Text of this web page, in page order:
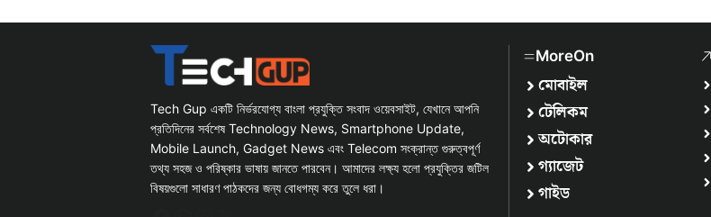
Tech Gup একটি নির্ভরযোগ্য বাংলা প্রযুক্তি সংবাদ ওয়েবসাইট, যেখানে আপনি
প্রতিদিনের সর্বশেষ Technology News, Smartphone Update,
Mobile Launch, Gadget News এবং Telecom সংক্রান্ত গুরুত্বপূর্ণ
তথ্য সহজ ও পরিষ্কার ভাষায় জানতে পারবেন। আমাদের লক্ষ্য হলো প্রযুক্তির জটিল
বিষয়গুলো সাধারণ পাঠকদের জন্য বোধগম্য করে তুলে ধরা।
MoreOn
মোবাইল
টেলিকম
অটোকার
গ্যাজেট
গাইড